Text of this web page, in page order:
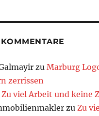
zuMarburg
zerrissen
Zu viel Arbeit und keine
zuZu